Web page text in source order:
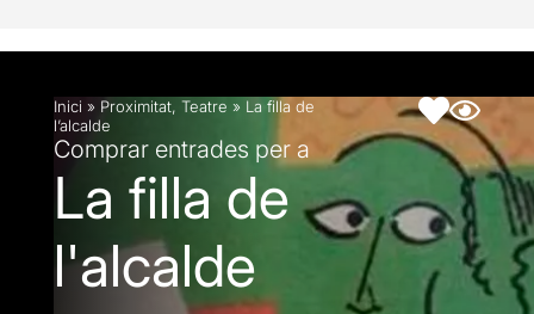
Inici » Proximitat, Teatre » La filla de
l’alcalde
Comprar entrades per a
La filla de
l'alcalde